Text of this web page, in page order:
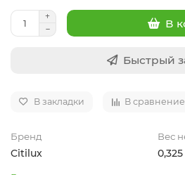
В
Быстрый
В закладки В сравнение
Бренд
Citilux
Вес
0,325